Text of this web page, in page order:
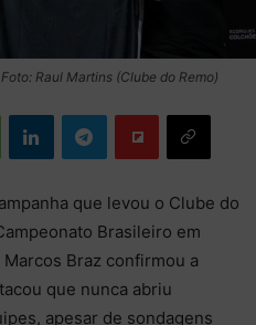
Raul Martins (Clube do Remo)
que levou o Clube do
Brasileiro em
Braz confirmou a
que nunca abriu
apesar de sondagens